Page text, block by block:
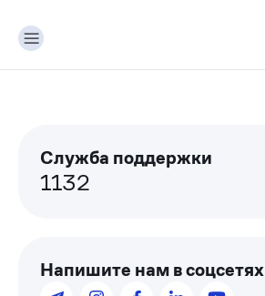
Cлужба поддержки
1132
Напишите нам в соцсетях